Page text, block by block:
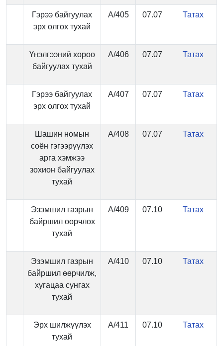
Гэрээ байгуулах
эрх олгох тухай
А/405 07.07 Татах
Үнэлгээний хороо
байгуулах тухай
А/406 07.07 Татах
Гэрээ байгуулах
эрх олгох тухай
А/407 07.07 Татах
Шашин номын
соён гэгээрүүлэх
арга хэмжээ
зохион байгуулах
тухай
А/408 07.07 Татах
Эзэмшил газрын
байршил өөрчлөх
тухай
А/409 07.10 Татах
Эзэмшил газрын
байршил өөрчилж,
хугацаа сунгах
тухай
А/410 07.10 Татах
Эрх шилжүүлэх
тухай
А/411 07.10 Татах